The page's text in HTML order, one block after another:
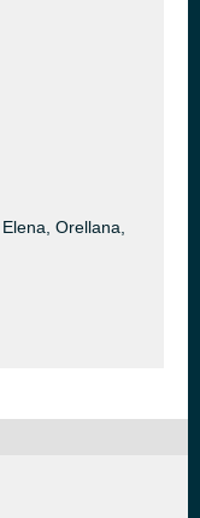
Orellana,